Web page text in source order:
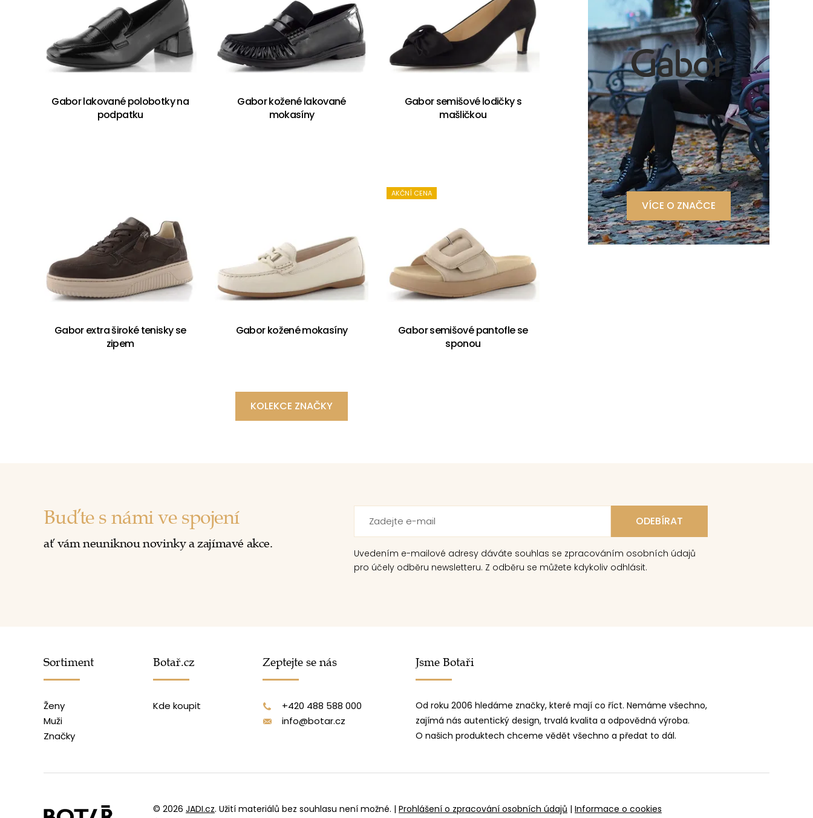
Gabor lakované polobotky na
podpatku
Gabor kožené lakované
mokasíny
Gabor semišové lodičky s
mašličkou
Gabor extra široké tenisky se
zipem
Gabor kožené mokasíny
AKČNÍ CENA
Gabor semišové pantofle se
sponou
KOLEKCE ZNAČKY
VÍCE O ZNAČCE
Buďte s námi ve spojení
ať vám neuniknou novinky a zajímavé akce.
Uvedením e-mailové adresy dáváte souhlas se zpracováním osobních údajů
pro účely odběru newsletteru. Z odběru se můžete kdykoliv odhlásit.
Sortiment
Ženy
Muži
Značky
Botař.cz
Kde koupit
Zeptejte se nás
+420 488 588 000
info@botar.cz
Jsme Botaři
Od roku 2006 hledáme značky, které mají co říct. Nemáme všechno,
zajímá nás autentický design, trvalá kvalita a odpovědná výroba.
O našich produktech chceme vědět všechno a předat to dál.
© 2026 JADI.cz. Užití materiálů bez souhlasu není možné. | Prohlášení o zpracování osobních údajů | Informace o cookies